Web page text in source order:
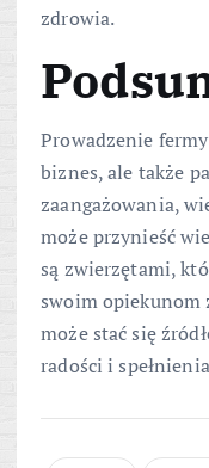
zdrowia.
Prowadzenie
biznes, ale także
zaangażowania,
może przynieść
są zwierzętami,
swoim opiekunom
może stać się
radości i